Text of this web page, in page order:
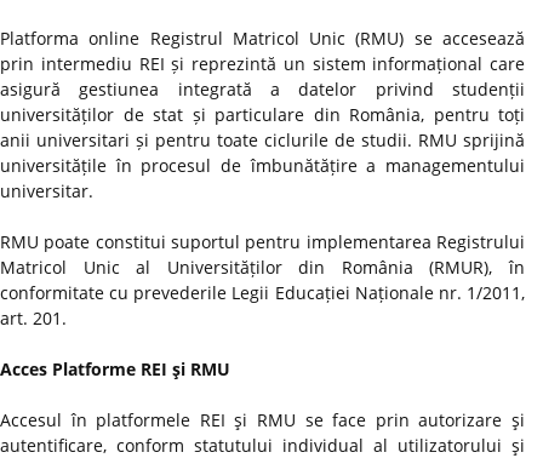
Platforma online Registrul Matricol Unic (RMU) se accesează
prin intermediu REI și reprezintă un sistem informațional care
asigură gestiunea integrată a datelor privind studenții
universităților de stat și particulare din România, pentru toți
anii universitari și pentru toate ciclurile de studii. RMU sprijină
universitățile în procesul de îmbunătățire a managementului
universitar.
RMU poate constitui suportul pentru implementarea Registrului
Matricol Unic al Universităților din România (RMUR), în
conformitate cu prevederile Legii Educației Naționale nr. 1/2011,
art. 201.
Acces Platforme REI şi RMU
Accesul în platformele REI şi RMU se face prin autorizare şi
autentificare, conform statutului individual al utilizatorului şi